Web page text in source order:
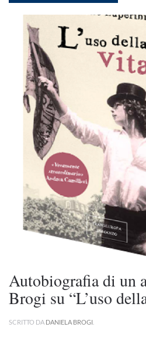
Autobiografia di un
Brogi su “L’uso
SCRITTO DA DANIELA BROGI